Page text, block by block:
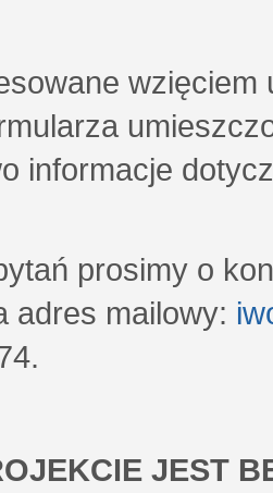
wzięciem
informacje
prosimy o
adres mailowy:
JEST